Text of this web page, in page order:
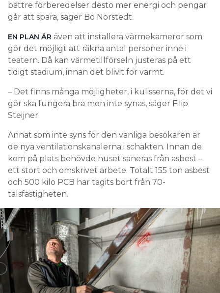
bättre förberedelser desto mer energi och pengar
går att spara, säger Bo Norstedt.
EN PLAN ÄR även att installera värmekameror som
gör det möjligt att räkna antal personer inne i
teatern. Då kan värmetillförseln justeras på ett
tidigt stadium, innan det blivit för varmt.
– Det finns många möjligheter, i kulisserna, för det vi
gör ska fungera bra men inte synas, säger Filip
Steijner.
Annat som inte syns för den vanliga besökaren är
de nya ventilationskanalerna i schakten. Innan de
kom på plats behövde huset saneras från asbest –
ett stort och omskrivet arbete. Totalt 155 ton asbest
och 500 kilo PCB har tagits bort från 70-
talsfastigheten.